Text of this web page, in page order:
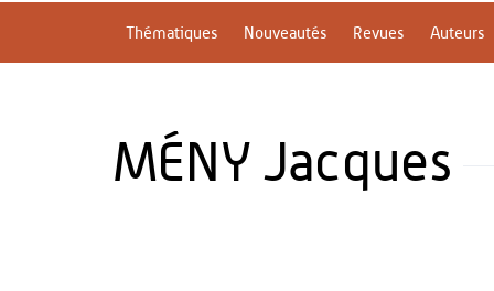
Thématiques Nouveautés Revues Auteurs
MÉNY Jacques